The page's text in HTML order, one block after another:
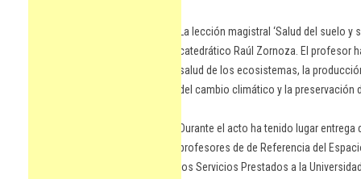
La lección magistral ‘Salud del suelo
catedrático Raúl Zornoza. El profesor
salud de los ecosistemas, la
del cambio climático y la
Durante el acto ha tenido lugar
profesores de de Referencia del
los Servicios Prestados a la